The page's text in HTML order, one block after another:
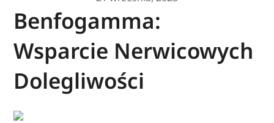
Benfogamma:
Wsparcie Nerwicowych
Dolegliwości